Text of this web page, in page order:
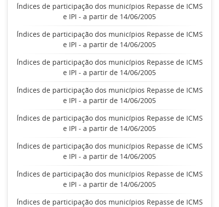
Índices de participação dos municípios Repasse de ICMS
e IPI - a partir de 14/06/2005
Índices de participação dos municípios Repasse de ICMS
e IPI - a partir de 14/06/2005
Índices de participação dos municípios Repasse de ICMS
e IPI - a partir de 14/06/2005
Índices de participação dos municípios Repasse de ICMS
e IPI - a partir de 14/06/2005
Índices de participação dos municípios Repasse de ICMS
e IPI - a partir de 14/06/2005
Índices de participação dos municípios Repasse de ICMS
e IPI - a partir de 14/06/2005
Índices de participação dos municípios Repasse de ICMS
e IPI - a partir de 14/06/2005
Índices de participação dos municípios Repasse de ICMS